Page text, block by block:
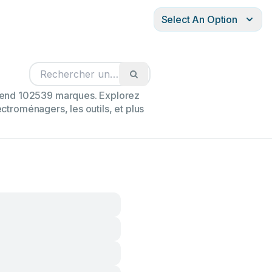
Select An Option
102539 marques. Explorez
les outils, et plus